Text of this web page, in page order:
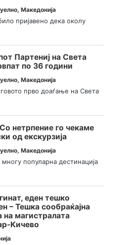
,Македонија
пријавено дека околу
Партениј на Света
по 36 години
,Македонија
прво доаѓање на Света
нетрпение го чекаме
од екскурзија
,Македонија
популарна дестинација
еден тешко
– Тешка сообраќајна
на магистралата
Кичево